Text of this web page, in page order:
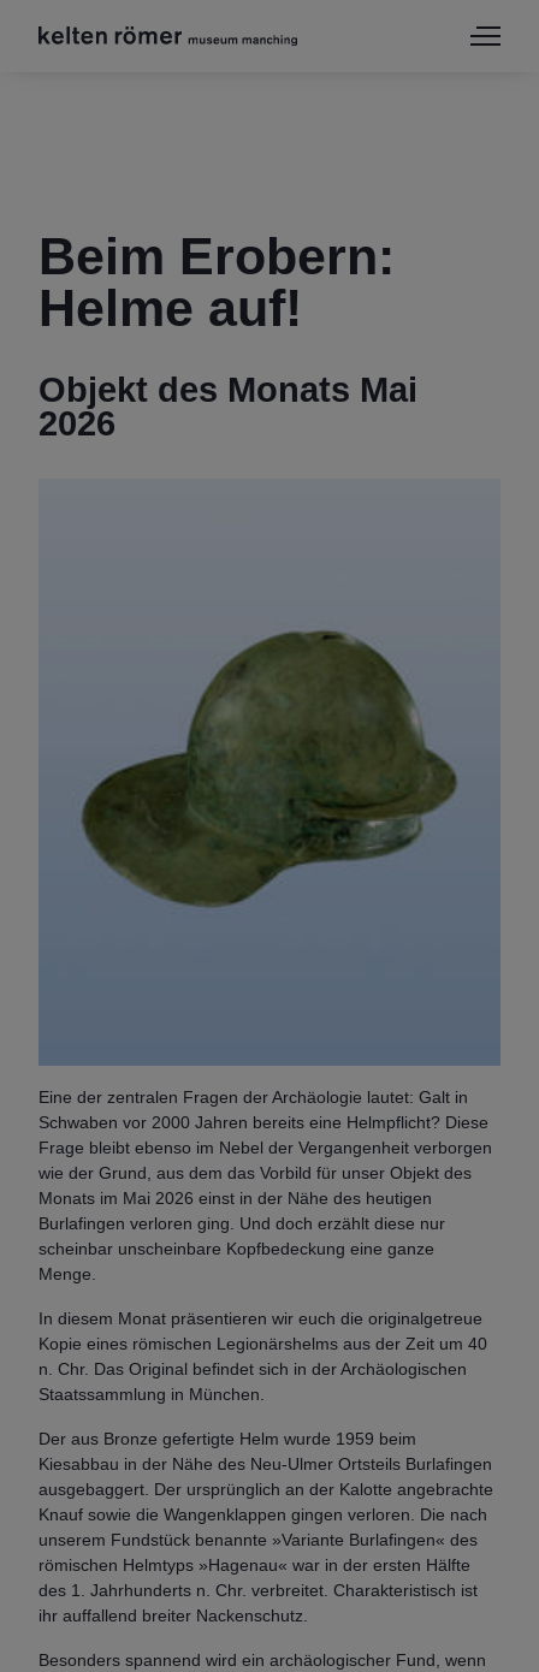
Beim Erobern:
Helme auf!
Objekt des Monats Mai
2026
Eine der zentralen Fragen der Archäologie lautet: Galt in
Schwaben vor 2000 Jahren bereits eine Helmpflicht? Diese
Frage bleibt ebenso im Nebel der Vergangenheit verborgen
wie der Grund, aus dem das Vorbild für unser Objekt des
Monats im Mai 2026 einst in der Nähe des heutigen
Burlafingen verloren ging. Und doch erzählt diese nur
scheinbar unscheinbare Kopfbedeckung eine ganze
Menge.
In diesem Monat präsentieren wir euch die originalgetreue
Kopie eines römischen Legionärshelms aus der Zeit um 40
n. Chr. Das Original befindet sich in der Archäologischen
Staatssammlung in München.
Der aus Bronze gefertigte Helm wurde 1959 beim
Kiesabbau in der Nähe des Neu-Ulmer Ortsteils Burlafingen
ausgebaggert. Der ursprünglich an der Kalotte angebrachte
Knauf sowie die Wangenklappen gingen verloren. Die nach
unserem Fundstück benannte »Variante Burlafingen« des
römischen Helmtyps »Hagenau« war in der ersten Hälfte
des 1. Jahrhunderts n. Chr. verbreitet. Charakteristisch ist
ihr auffallend breiter Nackenschutz.
Besonders spannend wird ein archäologischer Fund, wenn